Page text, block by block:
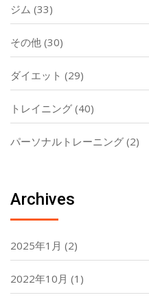
ジム (33)
その他 (30)
ダイエット (29)
トレイニング (40)
パーソナルトレーニング (2)
Archives
2025年1月 (2)
2022年10月 (1)